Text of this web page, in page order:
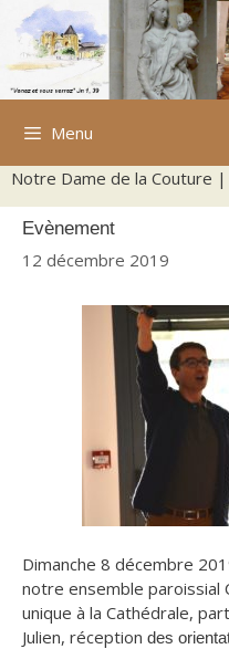
Aller
contenu
Menu
Notre Dame de la Couture |
Evènement
12 décembre 2019
Dimanche 8 décembre
notre ensemble paroissial
unique à la Cathédrale,
Julien, réception des